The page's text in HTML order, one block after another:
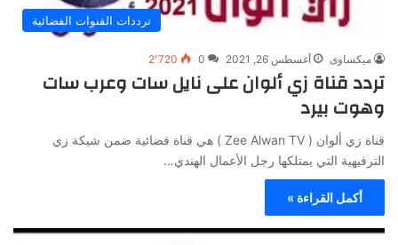
ترددات القنوات الفضائية
ميكساوى أغسطس 26, 2021 0 2٬720
تردد قناة زي ألوان على نايل سات وعرب سات
وهوت بيرد
قناة زي ألوان ( Zee Alwan TV ) هي قناة فضائية ضمن شبكة زي
الترفيهية التي يمتلكها رجل الأعمال الهندي…
أكمل القراءة »